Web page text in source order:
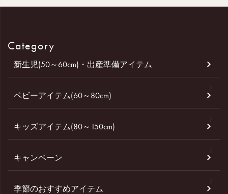
Category
新生児(50～60cm)・出産準備アイテム
ベビーアイテム(60～80cm)
キッズアイテム(80～150cm)
キャンペーン
季節のおすすめアイテム